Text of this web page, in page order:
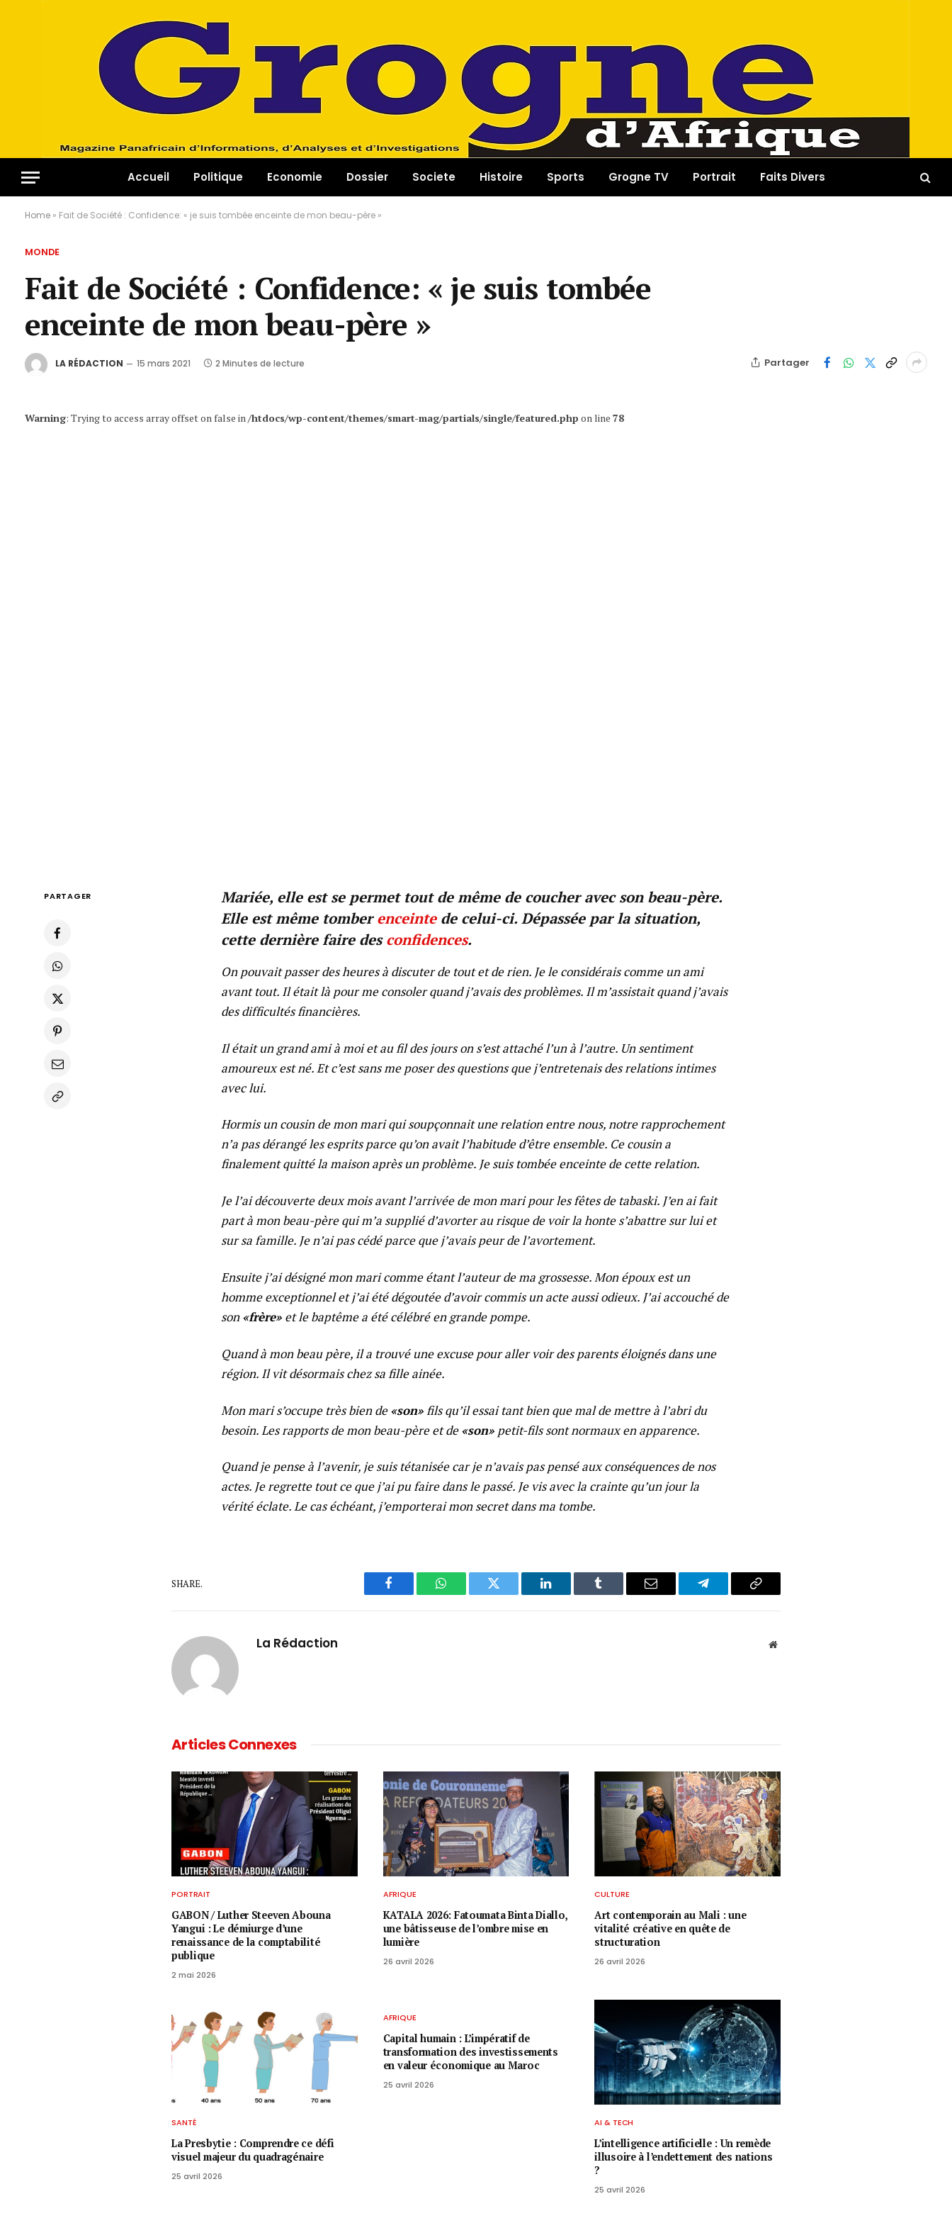
Accueil Politique Economie Dossier Societe Histoire Sports Grogne TV Portrait Faits Divers
Home » Fait de Société : Confidence: « je suis tombée enceinte de mon beau-père »
MONDE
Fait de Société : Confidence: « je suis tombée
enceinte de mon beau-père »
LA RÉDACTION 15 mars 2021 2 Minutes de lecture Partager
Warning: Trying to access array offset on false in/htdocs/wp-content/themes/smart-mag/partials/single/featured.php on line 78
PARTAGER
Mariée, elle est se permet tout de même de coucher avec son beau-père.
Elle est même tomberenceinte de celui-ci. Dépassée par la situation,
cette dernière faire desconfidences.
On pouvait passer des heures à discuter de tout et de rien. Je le considérais comme un ami
avant tout. Il était là pour me consoler quand j’avais des problèmes. Il m’assistait quand j’avais
des difficultés financières.
Il était un grand ami à moi et au fil des jours on s’est attaché l’un à l’autre. Un sentiment
amoureux est né. Et c’est sans me poser des questions que j’entretenais des relations intimes
avec lui.
Hormis un cousin de mon mari qui soupçonnait une relation entre nous, notre rapprochement
n’a pas dérangé les esprits parce qu’on avait l’habitude d’être ensemble. Ce cousin a
finalement quitté la maison après un problème. Je suis tombée enceinte de cette relation.
Je l’ai découverte deux mois avant l’arrivée de mon mari pour les fêtes de tabaski. J’en ai fait
part à mon beau-père qui m’a supplié d’avorter au risque de voir la honte s’abattre sur lui et
sur sa famille. Je n’ai pas cédé parce que j’avais peur de l’avortement.
Ensuite j’ai désigné mon mari comme étant l’auteur de ma grossesse. Mon époux est un
homme exceptionnel et j’ai été dégoutée d’avoir commis un acte aussi odieux. J’ai accouché de
son«frère»et le baptême a été célébré en grande pompe.
Quand à mon beau père, il a trouvé une excuse pour aller voir des parents éloignés dans une
région. Il vit désormais chez sa fille ainée.
Mon mari s’occupe très bien de«son»fils qu’il essai tant bien que mal de mettre à l’abri du
besoin. Les rapports de mon beau-père et de«son»petit-fils sont normaux en apparence.
Quand je pense à l’avenir, je suis tétanisée car je n’avais pas pensé aux conséquences de nos
actes. Je regrette tout ce que j’ai pu faire dans le passé. Je vis avec la crainte qu’un jour la
vérité éclate. Le cas échéant, j’emporterai mon secret dans ma tombe.
SHARE.
Facebook WhatsAppTwitter LinkedIn Tumblr Email Telegram Copy
La Rédaction Website
Articles Connexes
PORTRAIT
GABON / ​Luther Steeven Abouna
Yangui : Le démiurge d’une
renaissance de la comptabilité
publique
2 mai 2026
AFRIQUE
KATALA 2026: Fatoumata Binta Diallo,
une bâtisseuse de l’ombre mise en
lumière
26 avril 2026
CULTURE
Art contemporain au Mali : une
vitalité créative en quête de
structuration
26 avril 2026
SANTÉ
La Presbytie : Comprendre ce défi
visuel majeur du quadragénaire
25 avril 2026
AFRIQUE
Capital humain : L’impératif de
transformation des investissements
en valeur économique au Maroc
25 avril 2026
AI & TECH
L’intelligence artificielle : Un remède
illusoire à l’endettement des nations
?
25 avril 2026